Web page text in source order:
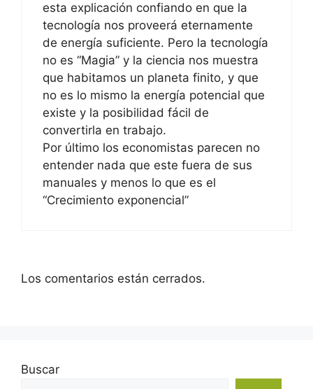
esta explicación confiando en que la
tecnología nos proveerá eternamente
de energía suficiente. Pero la tecnología
no es “Magia” y la ciencia nos muestra
que habitamos un planeta finito, y que
no es lo mismo la energía potencial que
existe y la posibilidad fácil de
convertirla en trabajo.
Por último los economistas parecen no
entender nada que este fuera de sus
manuales y menos lo que es el
“Crecimiento exponencial”
Los comentarios están cerrados.
Buscar